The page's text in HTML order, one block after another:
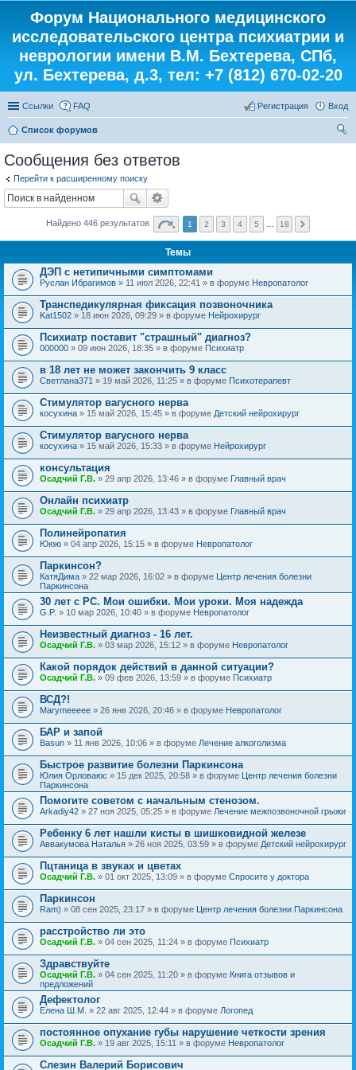
Форум Национального медицинского
исследовательского центра психиатрии и
неврологии имени В.М. Бехтерева, СПб,
ул. Бехтерева, д.3, тел: +7 (812) 670-02-20
Ссылки FAQ Вход
Регистрация
Список форумов
Сообщения без ответов
Перейти к расширенному поиску
Найдено 446 результатов 1 2 3 4 5 18
Темы
ДЭП с нетипичными симптомами
Руслан Ибрагимов » 11 июл 2026, 22:41 » в форуме Невропатолог
Транспедикулярная фиксация позвоночника
Kat1502 » 18 июн 2026, 09:29 » в форуме Нейрохирург
Психиатр поставит "страшный" диагноз?
000000 » 09 июн 2026, 18:35 » в форуме Психиатр
в 18 лет не может закончить 9 класс
Светлана371 » 19 май 2026, 11:25 » в форуме Психотерапевт
Стимулятор вагусного нерва
косухина » 15 май 2026, 15:45 » в форуме Детский нейрохирург
Стимулятор вагусного нерва
косухина » 15 май 2026, 15:33 » в форуме Нейрохирург
консультация
Осадчий Г.В. » 29 апр 2026, 13:46 » в форуме Главный врач
Онлайн психиатр
Осадчий Г.В. » 29 апр 2026, 13:43 » в форуме Главный врач
Полинейропатия
Ююю » 04 апр 2026, 15:15 » в форуме Невропатолог
Паркинсон?
КатяДима » 22 мар 2026, 16:02 » в форуме Центр лечения болезни
Паркинсона
30 лет с РС. Мои ошибки. Мои уроки. Моя надежда
G.P. » 10 мар 2026, 10:40 » в форуме Невропатолог
Неизвестный диагноз - 16 лет.
Осадчий Г.В. » 03 мар 2026, 15:12 » в форуме Невропатолог
Какой порядок действий в данной ситуации?
Осадчий Г.В. » 09 фев 2026, 13:59 » в форуме Психиатр
ВСД?!
Marymeeeee » 26 янв 2026, 20:46 » в форуме Невропатолог
БАР и запой
Basun » 11 янв 2026, 10:06 » в форуме Лечение алкоголизма
Быстрое развитие болезни Паркинсона
Юлия Орловаюс » 15 дек 2025, 20:58 » в форуме Центр лечения болезни
Паркинсона
Помогите советом с начальным стенозом.
Arkadiy42 » 27 ноя 2025, 05:25 » в форуме Лечение межпозвоночной грыжи
Ребенку 6 лет нашли кисты в шишковидной железе
Аввакумова Наталья » 26 ноя 2025, 03:59 » в форуме Детский нейрохирург
Пцтаница в звуках и цветах
Осадчий Г.В. » 01 окт 2025, 13:09 » в форуме Спросите у доктора
Паркинсон
Ram) » 08 сен 2025, 23:17 » в форуме Центр лечения болезни Паркинсона
расстройство ли это
Осадчий Г.В. » 04 сен 2025, 11:24 » в форуме Психиатр
Здравствуйте
Осадчий Г.В. » 04 сен 2025, 11:20 » в форуме Книга отзывов и
предложений
Дефектолог
Елена Ш.М. » 22 авг 2025, 12:44 » в форуме Логопед
постоянное опухание губы нарушение четкости зрения
Осадчий Г.В. » 19 авг 2025, 15:11 » в форуме Невропатолог
Слезин Валерий Борисович